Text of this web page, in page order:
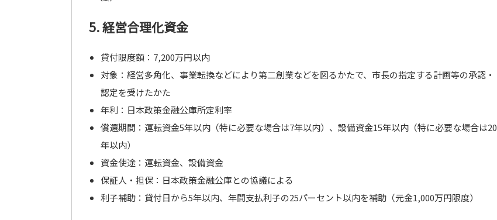
5. 経営合理化資金
貸付限度額：7,200万円以内
対象：経営多角化、事業転換などにより第二創業などを図るかたで、市長の指定する計画等の承認・
認定を受けたかた
年利：日本政策金融公庫所定利率
償還期間：運転資金5年以内（特に必要な場合は7年以内）、設備資金15年以内（特に必要な場合は20
年以内）
資金使途：運転資金、設備資金
保証人・担保：日本政策金融公庫との協議による
利子補助：貸付日から5年以内、年間支払利子の25パーセント以内を補助（元金1,000万円限度）